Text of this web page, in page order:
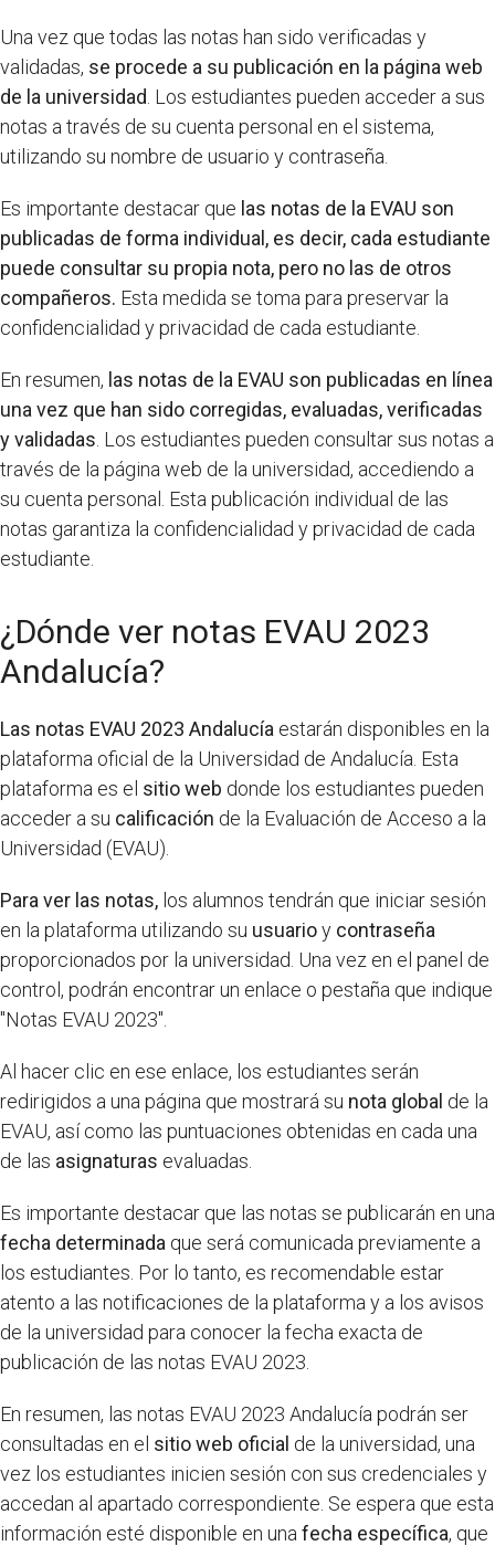
Una vez que todas las notas han sido verificadas y
validadas, se procede a su publicación en la página web
de la universidad . Los estudiantes pueden acceder a sus
notas a través de su cuenta personal en el sistema,
utilizando su nombre de usuario y contraseña.
Es importante destacar que las notas de la EVAU son
publicadas de forma individual, es decir, cada estudiante
puede consultar su propia nota, pero no las de otros
compañeros. Esta medida se toma para preservar la
confidencialidad y privacidad de cada estudiante.
En resumen, las notas de la EVAU son publicadas en línea
una vez que han sido corregidas, evaluadas, verificadas
y validadas . Los estudiantes pueden consultar sus notas a
través de la página web de la universidad, accediendo a
su cuenta personal. Esta publicación individual de las
notas garantiza la confidencialidad y privacidad de cada
estudiante.
¿Dónde ver notas EVAU 2023
Andalucía?
Las notas EVAU 2023 Andalucía estarán disponibles en la
plataforma oficial de la Universidad de Andalucía. Esta
plataforma es el sitio web donde los estudiantes pueden
acceder a su calificación de la Evaluación de Acceso a la
Universidad (EVAU).
Para ver las notas, los alumnos tendrán que iniciar sesión
en la plataforma utilizando su usuarioy contraseña
proporcionados por la universidad. Una vez en el panel de
control, podrán encontrar un enlace o pestaña que indique
"Notas EVAU 2023".
Al hacer clic en ese enlace, los estudiantes serán
redirigidos a una página que mostrará su nota global de la
EVAU, así como las puntuaciones obtenidas en cada una
de las asignaturas evaluadas.
Es importante destacar que las notas se publicarán en una
fecha determinada que será comunicada previamente a
los estudiantes. Por lo tanto, es recomendable estar
atento a las notificaciones de la plataforma y a los avisos
de la universidad para conocer la fecha exacta de
publicación de las notas EVAU 2023.
En resumen, las notas EVAU 2023 Andalucía podrán ser
consultadas en el sitio web oficial de la universidad, una
vez los estudiantes inicien sesión con sus credenciales y
accedan al apartado correspondiente. Se espera que esta
información esté disponible en una fecha específica, que